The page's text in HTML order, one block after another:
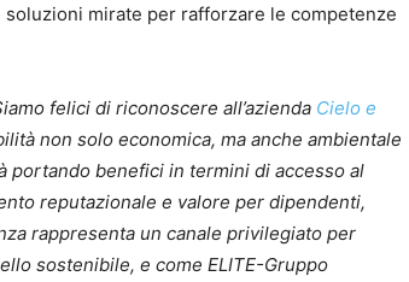
mirate per rafforzare le competenze
felici di riconoscere all’azienda Cielo e
non solo economica, ma anche ambientale
portando benefici in termini di accesso al
reputazionale e valore per dipendenti,
rappresenta un canale privilegiato per
sostenibile, e come ELITE-Gruppo